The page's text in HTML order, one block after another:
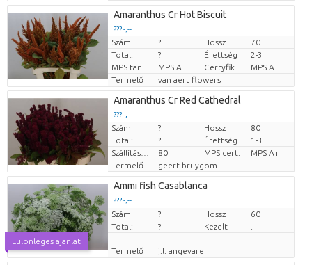
Amaranthus Cr Hot Biscuit
??? -,--
Darabb ár
Szám ? Hossz
70
Total:
? Érettség
2-3
MPS A
MPS A
Termelő
van aert flowers
Amaranthus Cr Red Cathedral
??? -,--
Darabb ár
Szám ? Hossz
80
Total:
? Érettség
1-3
Szállítási magasság
80 MPS cert.
MPS A+
Termelő
geert bruygom
Lulonleges ajanlat
Ammi fish Casablanca
??? -,--
Darabb ár
Szám ? Hossz
60
Total:
? Kezelt
Termelő j.l. angevare